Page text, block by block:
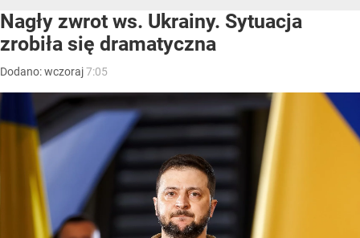
Nagły zwrot ws. Ukrainy. Sytuacja
zrobiła się dramatyczna
Dodano:wczoraj7:05